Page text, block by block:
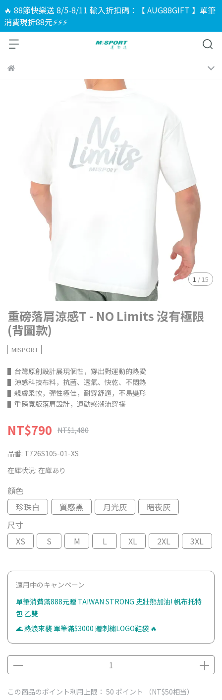
🔥 88節快樂送 8/5-8/11 輸入折扣碼：【 AUG88GIFT 】單筆
消費現折88元⚡⚡⚡
1 / 15
重磅落肩涼感T - NO Limits 沒有極限
(背圖款)
MISPORT
▌台灣原創設計展現個性，穿出對運動的熱愛
▌涼感科技布料，抗菌、透氣、快乾、不悶熱
▌親膚柔軟，彈性極佳，耐穿舒適，不易變形
▌重磅寬版落肩設計，運動感潮流穿搭
NT$790 NT$1,480
品番: T726S105-01-XS
在庫状況: 在庫あり
顏色
珍珠白
質感黑 月光灰
暗夜灰
尺寸
XS
S M L XL 2XL 3XL
適用中のキャンペーン
單筆消費滿888元贈 TAIWAN STRONG 史壯熊加油! 帆布托特
包 乙雙
🌊 熱浪來襲 單筆滿$3000 贈刺繡LOGO鞋袋 🔥
この商品のポイント利用上限： 50 ポイント （NT$50相当）